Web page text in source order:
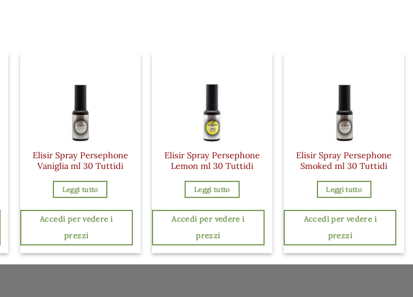
Elisir Spray Persephone
Vaniglia ml 30 Tuttidi
Leggi tutto
Accedi per vedere i
prezzi
Elisir Spray Persephone
Lemon ml 30 Tuttidi
Leggi tutto
Accedi per vedere i
prezzi
Elisir Spray Persephone
Smoked ml 30 Tuttidi
Leggi tutto
Accedi per vedere i
prezzi